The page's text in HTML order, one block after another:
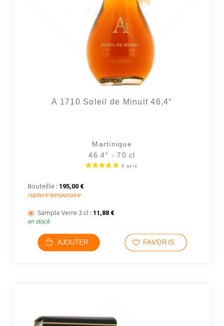
A 1710 Soleil de Minuit 46,4°
Martinique
46.4° - 70 cl
Bouteille : 195,00 €
rupture temporaire
Sample Verre 3 cl : 11,88 €
en stock
AJOUTER FAVORIS